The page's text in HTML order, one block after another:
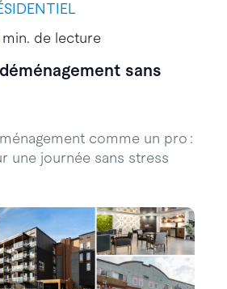
de lecture
sans
comme un pro :
une journée sans stress